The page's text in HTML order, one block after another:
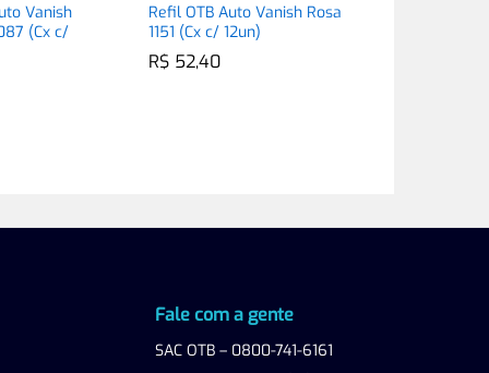
Vanish
(Cx c/
Refil OTB Auto Vanish Rosa
1151 (Cx c/ 12un)
R$ 52,40
R$ 52,40
Fale com a gente
SAC OTB – 0800-741-6161